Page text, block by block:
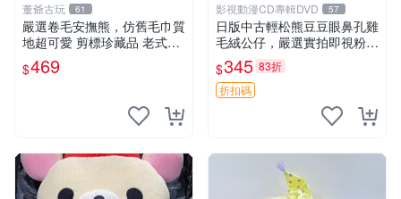
董爺古玩 61
嚴選卷毛安撫熊，仿舊毛巾質
地超可愛 剪標珍藏品 老式毛
巾質地 安撫熊 款式
$469
影視動漫CD專輯DVD 57
日版中古輕松熊豆豆眼鼻孔雞
毛絨公仔，嚴選實拍即視粉絲
必買 公仔紙箱氣泡膜精心包
裝快速發貨 輕松熊 公仔 雞毛
絨
$345 83折
折扣碼